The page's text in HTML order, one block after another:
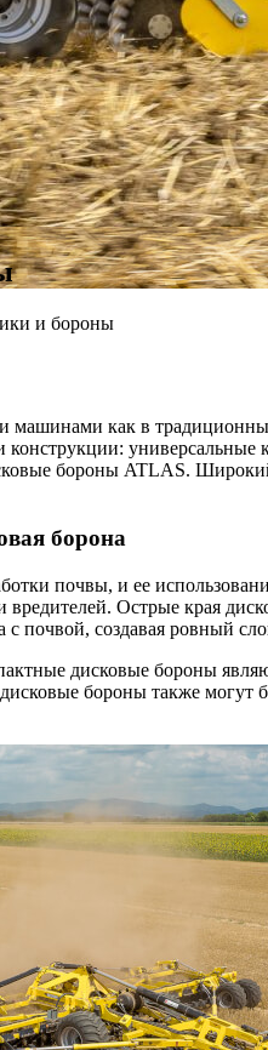
и бороны
как в
конструкции:
бороны ATLAS.
борона
почвы, и ее
Острые края
с почвой, создавая ровный
дисковые бороны
бороны также